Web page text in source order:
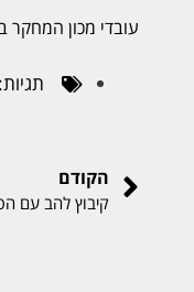
עובדי מכון המחקר
תגיות:
הקודם